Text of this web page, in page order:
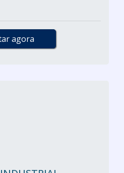
agora